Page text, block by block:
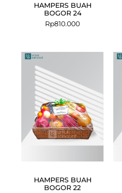
HAMPERS BUAH
BOGOR 24
Rp810.000
HAMPERS BUAH
BOGOR 22